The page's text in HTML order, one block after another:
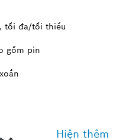
tối đa/tối thiểu
gồm pin
Hiện thêm